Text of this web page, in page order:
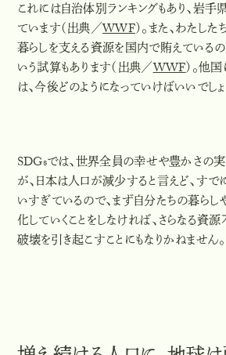
これには自治体別ランキングもあり、岩手
ています（出典／WWF）。また、わたした
暮らしを支える資源を国内で賄えているの
いう試算もあります（出典／WWF）。他
は、今後どのようになっていけばいいでしょ
SDGsでは、世界全員の幸せや豊かさの
が、日本は人口が減少すると言えど、す
いすぎているので、まず自分たちの暮ら
化していくことをしなければ、さらなる資
破壊を引き起こすことにもなりかねません。